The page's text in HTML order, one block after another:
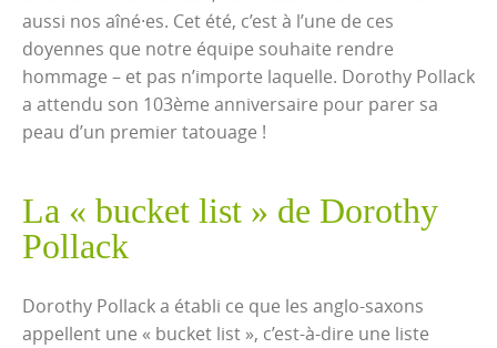
aussi nos aîné·es. Cet été, c’est à l’une de ces
doyennes que notre équipe souhaite rendre
hommage – et pas n’importe laquelle. Dorothy Pollack
a attendu son 103ème anniversaire pour parer sa
peau d’un premier tatouage !
La « bucket list » de Dorothy
Pollack
Dorothy Pollack a établi ce que les anglo-saxons
appellent une « bucket list », c’est-à-dire une liste